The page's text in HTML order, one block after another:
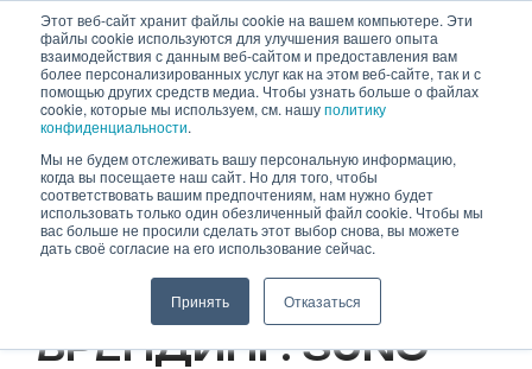
Этот веб-сайт хранит файлы cookie на вашем компьютере. Эти
файлы cookie используются для улучшения вашего опыта
взаимодействия с данным веб-сайтом и предоставления вам
более персонализированных услуг как на этом веб-сайте, так и с
помощью других средств медиа. Чтобы узнать больше о файлах
cookie, которые мы используем, см. нашуполитику
конфиденциальности.
Мы не будем отслеживать вашу персональную информацию,
когда вы посещаете наш сайт. Но для того, чтобы
соответствовать вашим предпочтениям, нам нужно будет
использовать только один обезличенный файл cookie. Чтобы мы
вас больше не просили сделать этот выбор снова, вы можете
дать своё согласие на его использование сейчас.
Принять Отказаться
Skip
content
19.06.2024
РЕКЛАМА,
КОНТЕНТ,
БРЕНДИНГ: SUNO